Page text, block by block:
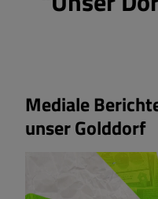
Mediale
unser Golddorf